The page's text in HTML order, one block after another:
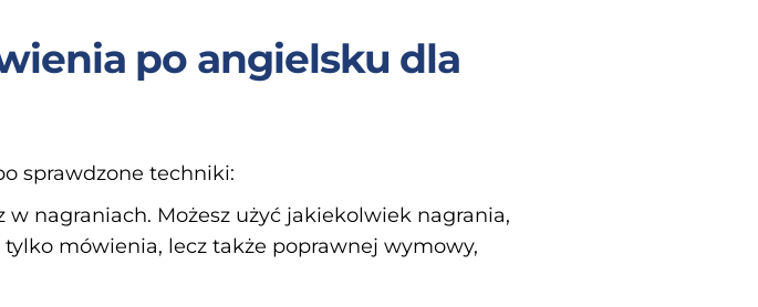
po angielsku dla
sprawdzone techniki:
w nagraniach. Możesz użyć jakiekolwiek nagrania,
mówienia, lecz także poprawnej wymowy,